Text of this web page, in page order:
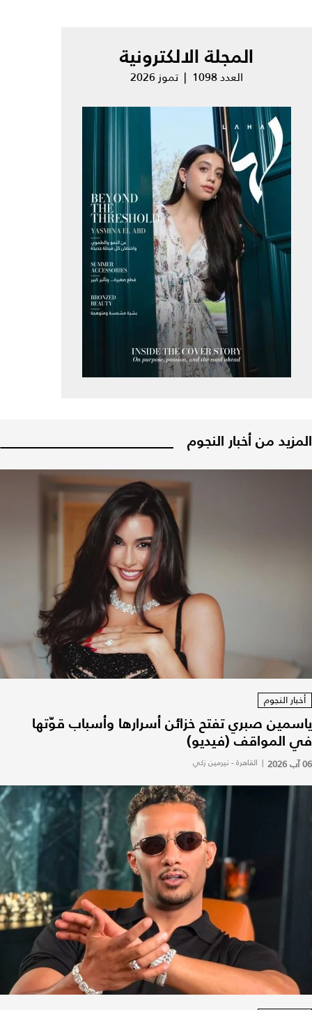
المجلة الالكترونية
العدد 1098 | تموز 2026
المزيد من أخبار النجوم
أخبار النجوم
ياسمين صبري تفتح خزائن أسرارها وأسباب قوّتها
في المواقف (فيديو)
06 آب 2026 | القاهرة - نيرمين زكي